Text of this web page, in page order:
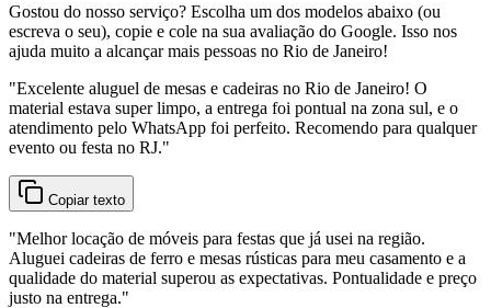
Gostou do nosso serviço? Escolha um dos modelos abaixo (ou
escreva o seu), copie e cole na sua avaliação do Google. Isso nos
ajuda muito a alcançar mais pessoas no Rio de Janeiro!
"Excelente aluguel de mesas e cadeiras no Rio de Janeiro! O
material estava super limpo, a entrega foi pontual na zona sul, e o
atendimento pelo WhatsApp foi perfeito. Recomendo para qualquer
evento ou festa no RJ."
Copiar texto
"Melhor locação de móveis para festas que já usei na região.
Aluguei cadeiras de ferro e mesas rústicas para meu casamento e a
qualidade do material superou as expectativas. Pontualidade e preço
justo na entrega."